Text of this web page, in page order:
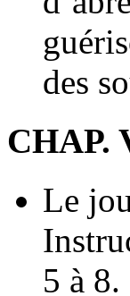
des
CHAP.
Le
5 à 8.